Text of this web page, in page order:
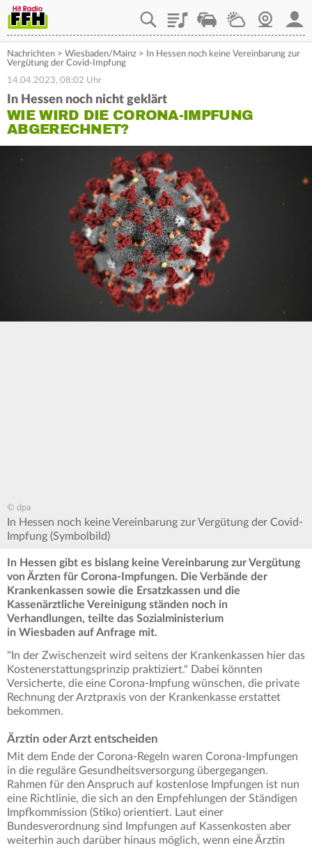
PlaylistStaupilotWetterWebcam
Nachrichten > Wiesbaden/Mainz >
In Hessen noch keine Vereinbarung zur
Vergütung der Covid-Impfung
14.04.2023, 08:02 Uhr
In Hessen noch nicht geklärt
WIE WIRD DIE CORONA-IMPFUNG
ABGERECHNET?
© dpa
In Hessen noch keine Vereinbarung zur Vergütung der Covid-
Impfung (Symbolbild)
In Hessen gibt es bislang keine Vereinbarung zur Vergütung
von Ärzten für Corona-Impfungen. Die Verbände der
Krankenkassen sowie die Ersatzkassen und die
Kassenärztliche Vereinigung ständen noch in
Verhandlungen, teilte das Sozialministerium
in Wiesbaden auf Anfrage mit.
"In der Zwischenzeit wird seitens der Krankenkassen hier das
Kostenerstattungsprinzip praktiziert." Dabei könnten
Versicherte, die eine Corona-Impfung wünschen, die private
Rechnung der Arztpraxis von der Krankenkasse erstattet
bekommen.
Ärztin oder Arzt entscheiden
Mit dem Ende der Corona-Regeln waren Corona-Impfungen
in die reguläre Gesundheitsversorgung übergegangen.
Rahmen für den Anspruch auf kostenlose Impfungen ist nun
eine Richtlinie, die sich an den Empfehlungen der Ständigen
Impfkommission (Stiko) orientiert. Laut einer
Bundesverordnung sind Impfungen auf Kassenkosten aber
weiterhin auch darüber hinaus möglich, wenn eine Ärztin